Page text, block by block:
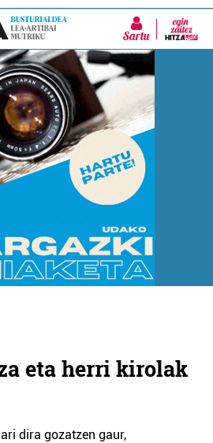
Sartu
eta herri kirolak
dira gozatzen gaur,